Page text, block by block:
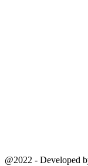
@2022 - Developed